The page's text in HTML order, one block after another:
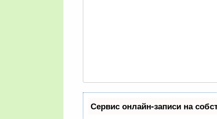
Сервис онлайн-записи на